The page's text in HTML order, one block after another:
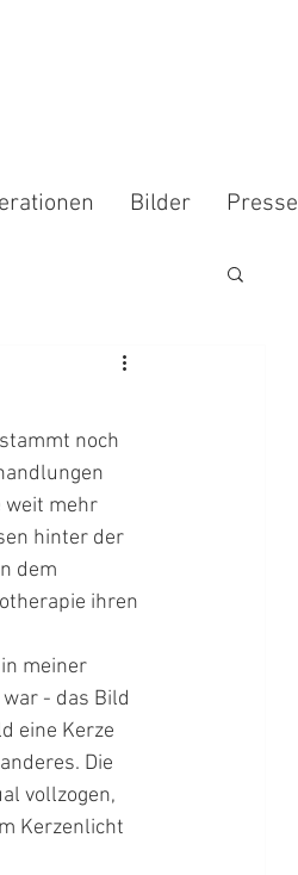
Bilder Presse
noch
weit mehr
hinter der
dem
ihren
meiner
- das Bild
eine Kerze
Die
vollzogen,
Kerzenlicht